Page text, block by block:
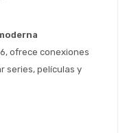
ofrece conexiones
series, películas y
Pagá
12
lamentamos